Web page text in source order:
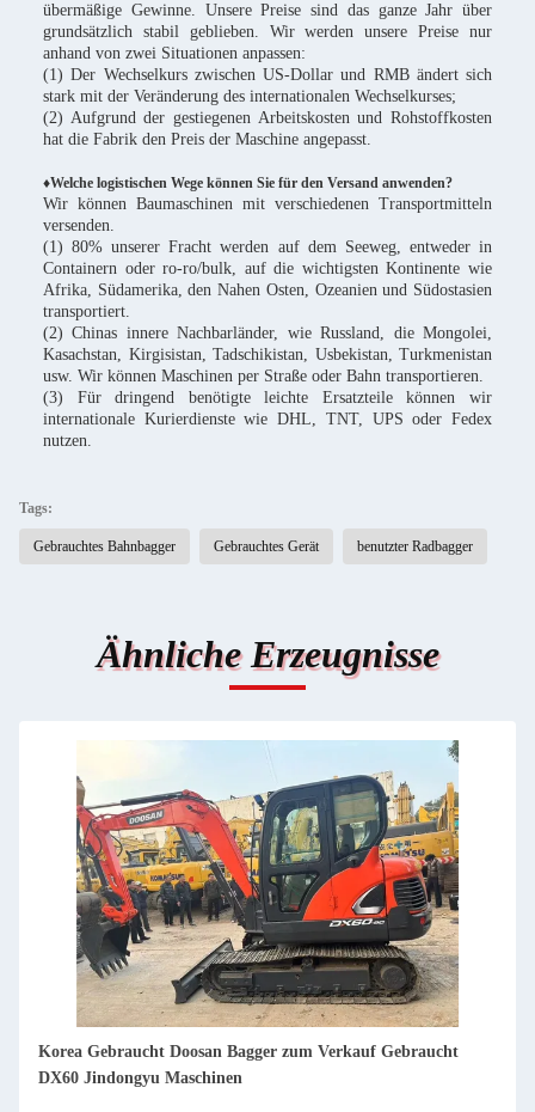
übermäßige Gewinne. Unsere Preise sind das ganze Jahr über
grundsätzlich stabil geblieben. Wir werden unsere Preise nur
anhand von zwei Situationen anpassen:
(1) Der Wechselkurs zwischen US-Dollar und RMB ändert sich
stark mit der Veränderung des internationalen Wechselkurses;
(2) Aufgrund der gestiegenen Arbeitskosten und Rohstoffkosten
hat die Fabrik den Preis der Maschine angepasst.
♦Welche logistischen Wege können Sie für den Versand anwenden?
Wir können Baumaschinen mit verschiedenen Transportmitteln
versenden.
(1) 80% unserer Fracht werden auf dem Seeweg, entweder in
Containern oder ro-ro/bulk, auf die wichtigsten Kontinente wie
Afrika, Südamerika, den Nahen Osten, Ozeanien und Südostasien
transportiert.
(2) Chinas innere Nachbarländer, wie Russland, die Mongolei,
Kasachstan, Kirgisistan, Tadschikistan, Usbekistan, Turkmenistan
usw. Wir können Maschinen per Straße oder Bahn transportieren.
(3) Für dringend benötigte leichte Ersatzteile können wir
internationale Kurierdienste wie DHL, TNT, UPS oder Fedex
nutzen.
Tags:
Gebrauchtes Bahnbagger Gebrauchtes Gerät benutzter Radbagger
Ähnliche Erzeugnisse
Korea Gebraucht Doosan Bagger zum Verkauf Gebraucht
DH60-7 Jindongyu Maschinen